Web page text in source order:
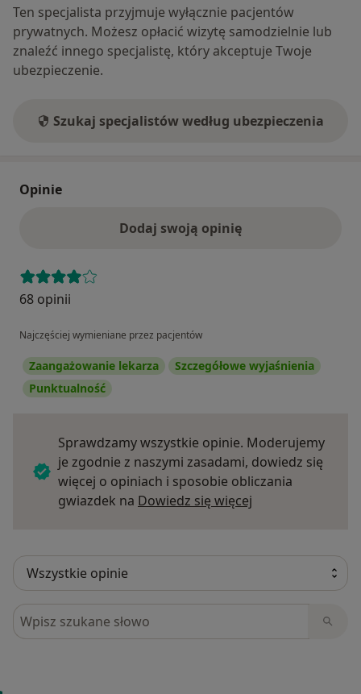
Ten specjalista przyjmuje wyłącznie pacjentów
prywatnych. Możesz opłacić wizytę samodzielnie lub
znaleźć innego specjalistę, który akceptuje Twoje
ubezpieczenie.
Szukaj specjalistów według ubezpieczenia
Opinie
Dodaj swoją opinię
68 opinii
Najczęściej wymieniane przez pacjentów
Zaangażowanie lekarza
Szczegółowe wyjaśnienia
Punktualność
Sprawdzamy wszystkie opinie. Moderujemy
je zgodnie z naszymi zasadami, dowiedz się
więcej o opiniach i sposobie obliczania
gwiazdek na Dowiedz się więcej
Szukaj w opiniach